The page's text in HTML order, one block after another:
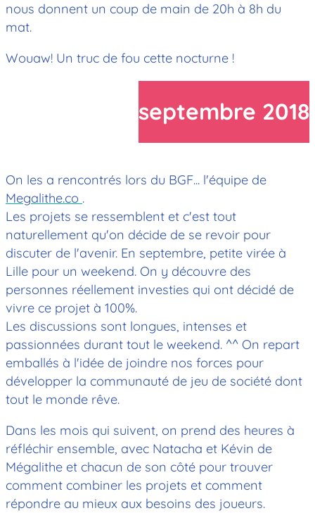
nous donnent un coup de main de 20h à 8h du
mat.
Wouaw! Un truc de fou cette nocturne !
septembre 2018
On les a rencontrés lors du BGF... l'équipe de
Megalithe.co .
Les projets se ressemblent et c'est tout
naturellement qu'on décide de se revoir pour
discuter de l'avenir. En septembre, petite virée à
Lille pour un weekend. On y découvre des
personnes réellement investies qui ont décidé de
vivre ce projet à 100%.
Les discussions sont longues, intenses et
passionnées durant tout le weekend. ^^ On repart
emballés à l'idée de joindre nos forces pour
développer la communauté de jeu de société dont
tout le monde rêve.
Dans les mois qui suivent, on prend des heures à
réfléchir ensemble, avec Natacha et Kévin de
Mégalithe et chacun de son côté pour trouver
comment combiner les projets et comment
répondre au mieux aux besoins des joueurs.